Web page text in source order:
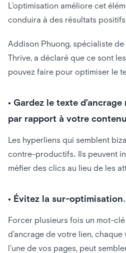
L’optimisation améliore cet
conduira à des résultats
Addison Phuong, spécialiste
Thrive, a déclaré que ce sont
pouvez faire pour optimiser le
• Gardez le texte
par rapport à votre
Les hyperliens qui semblent
contre-productifs. Ils peuvent
méfier des clics au lieu de les
• Évitez la sur-optimisation.
Forcer plusieurs fois un mot-
d’ancrage de votre lien,
l’une de vos pages, peut